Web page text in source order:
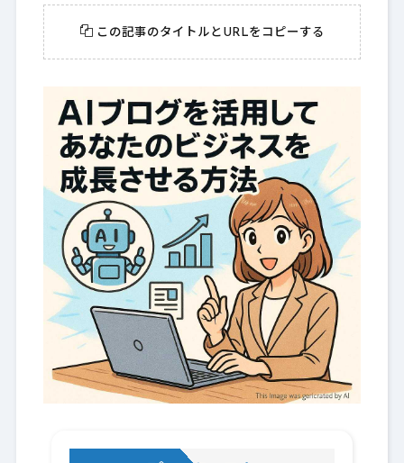
この記事のタイトルとURLをコピーする